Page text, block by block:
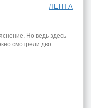
ЛЕНТА
Но ведь здесь
смотрели дво